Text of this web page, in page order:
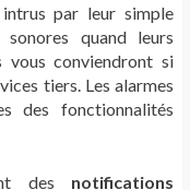
par leur simple
quand leurs
vous conviendront si
tiers. Les alarmes
des fonctionnalités
des
notifications